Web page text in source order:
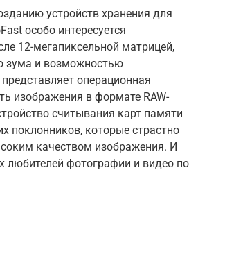
устройств хранения для
особо интересуется
12-мегапиксельной матрицей,
зума и возможностью
операционная
изображения в формате RAW-
считывания карт памяти
поклонников, которые страстно
качеством изображения. И
любителей фотографии и видео по